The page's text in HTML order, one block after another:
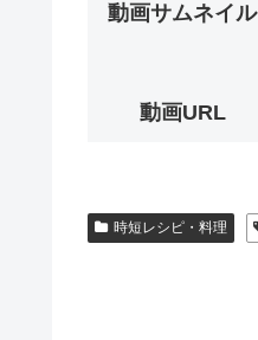
動画サムネイル
動画URL
時短レシピ・料理